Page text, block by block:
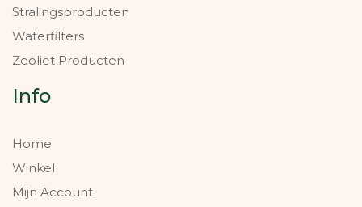
Stralingsproducten
Waterfilters
Zeoliet Producten
Info
Home
Winkel
Mijn Account